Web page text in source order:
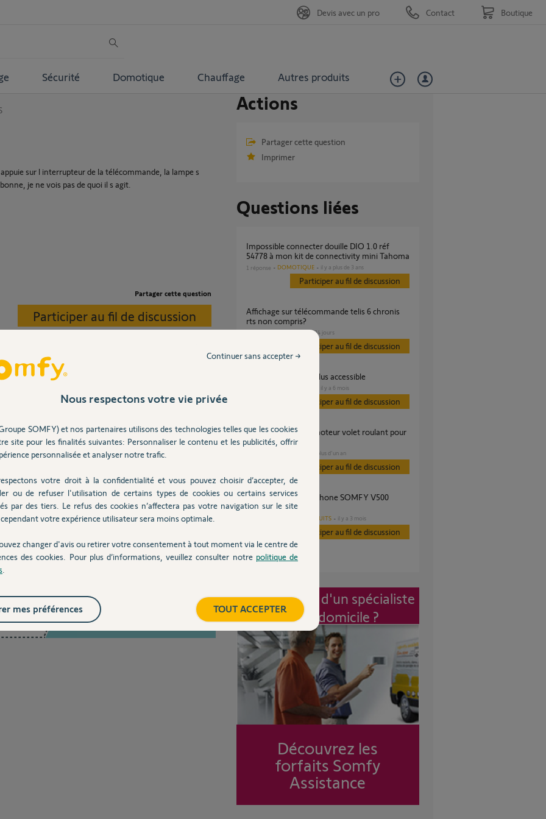
Sécurité Domotique Chauffage Autres produits
Devis avec un pro Contact Boutique
sur l interrupteur de la télécommande, la lampe s
je ne vois pas de quoi il s agit.
Partager cette question
Participer au fil de discussion
compatibilités, les produits DIO 1.0 ne sont
un mois
Posez votre question
Actions
Partager cette question
Imprimer
Questions liées
Impossible connecter douille DIO 1.0 réf
54778 à mon kit de connectivity mini Tahoma
1 réponse DOMOTIQUE il y a plus de 3 ans
Participer au fil de discussion
Affichage sur télécommande telis 6 chronis
rts non compris?
VOLET il y a 24 jours
Participer au fil de discussion
Myfox le site n'est plus accessible
il y a 6 mois
Participer au fil de discussion
Identification d'un moteur volet roulant pour
réglage
il y a plus d'un an
Participer au fil de discussion
Déconnection visiophone SOMFY V500
Connect
AUTRES PRODUITS il y a 3 mois
Participer au fil de discussion
Intervention d'un spécialiste
à mon domicile ?
Découvrez les
forfaits Somfy
Assistance
Nous respectons votre vie privée
SOMFY) et nos partenaires utilisons des technologies telles que les cookies
site pour les finalités suivantes: Personnaliser le contenu et les publicités, offrir
personnalisée et analyser notre trafic.
votre droit à la confidentialité et vous pouvez choisir d’accepter, de
ou de refuser l'utilisation de certains types de cookies ou certains services
par des tiers. Le refus des cookies n’affectera pas votre navigation sur le site
votre expérience utilisateur sera moins optimale.
changer d'avis ou retirer votre consentement à tout moment via le centre de
des cookies. Pour plus d’informations, veuillez consulter notre politique de
Continuer sans accepter →
TOUT ACCEPTER
mes préférences